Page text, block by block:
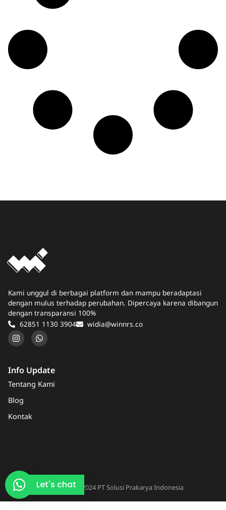
Kami unggul di berbagai platform dan mampu beradaptasi
dengan mulus terhadap perubahan. Dipercaya karena dibangun
dengan transparansi 100%
62851 1130 3904
widia@winnrs.co
Info Update
Tentang Kami
Blog
Kontak
© Copyright 2024 PT Solusi Prakarya Indonesia
Let's chat